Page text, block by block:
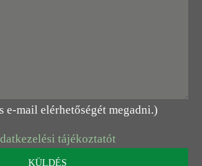
e-mail elérhetőségét megadni.)
tájékoztatót